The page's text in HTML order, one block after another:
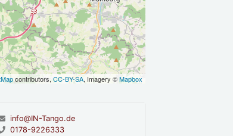
contributors, CC-BY-SA, Imagery ©Mapbox
info@IN-Tango.de
0178-9226333